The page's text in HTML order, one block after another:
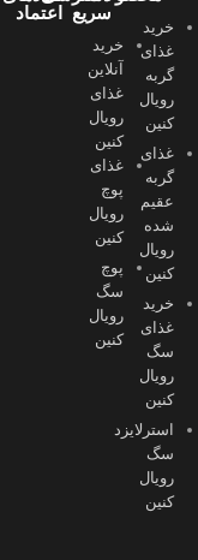
خرید
غذای
گربه
رویال
کنین
غذای
گربه
عقیم
شده
رویال
کنین
خرید
غذای
سگ
رویال
کنین
استرلایزد
سگ
رویال
کنین
سریع
خرید
آنلاین
غذای
رویال
کنین
غذای
پوچ
رویال
کنین
پوچ
سگ
رویال
کنین
اعتماد